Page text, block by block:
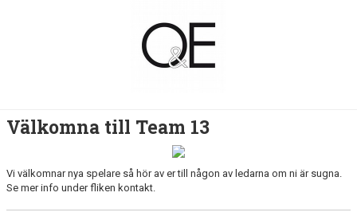
BILDGALLERI
DOKUMENT
Välkomna till Team 13
Vi välkomnar nya spelare så hör av er till någon av ledarna om ni är sugna.
Se mer info under fliken kontakt.